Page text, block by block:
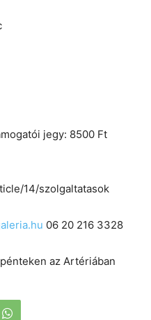
jegy: 8500 Ft
14/szolgaltatasok
06 20 216 3328
az Artériában